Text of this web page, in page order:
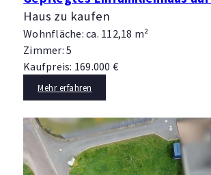
Haus zu kaufen
Wohnfläche: ca. 112,18 m²
Zimmer: 5
Kaufpreis: 169.000 €
Mehr erfahren